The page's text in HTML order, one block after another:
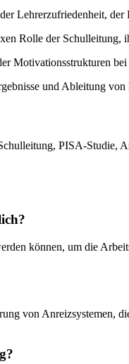
Lehrerzufriedenheit,
Rolle der Schulleitung,
Motivationsstrukturen
und Ableitung
PISA-Studie,
können, um die
von Anreizsystemen,